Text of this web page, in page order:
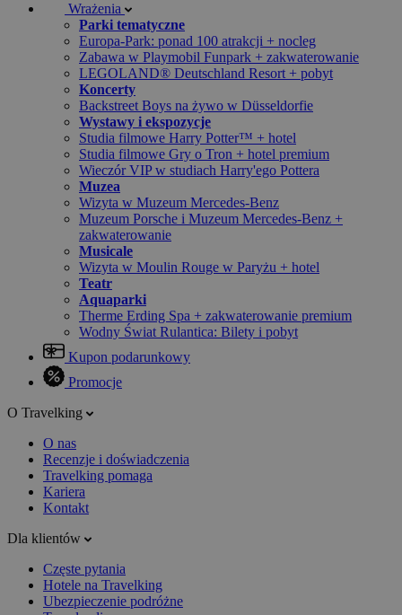
Wrażenia
Parki tematyczne
Europa-Park: ponad 100 atrakcji + nocleg
Zabawa w Playmobil Funpark + zakwaterowanie
LEGOLAND® Deutschland Resort + pobyt
Koncerty
Backstreet Boys na żywo w Düsseldorfie
Wystawy i ekspozycje
Studia filmowe Harry Potter™ + hotel
Studia filmowe Gry o Tron + hotel premium
Wieczór VIP w studiach Harry'ego Pottera
Muzea
Wizyta w Muzeum Mercedes-Benz
Muzeum Porsche i Muzeum Mercedes-Benz +
zakwaterowanie
Musicale
Wizyta w Moulin Rouge w Paryżu + hotel
Teatr
Aquaparki
Therme Erding Spa + zakwaterowanie premium
Wodny Świat Rulantica: Bilety i pobyt
Kupon podarunkowy
Promocje
O Travelking
O nas
Recenzje i doświadczenia
Travelking pomaga
Kariera
Kontakt
Dla klientów
Częste pytania
Hotele na Travelking
Ubezpieczenie podróżne